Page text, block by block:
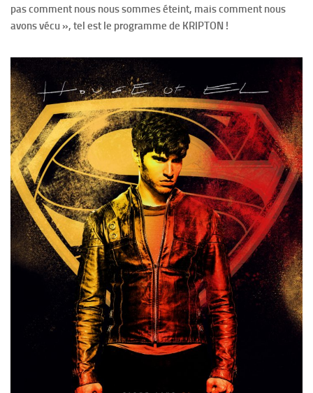
pas comment nous nous sommes éteint, mais comment nous
avons vécu », tel est le programme de KRIPTON !